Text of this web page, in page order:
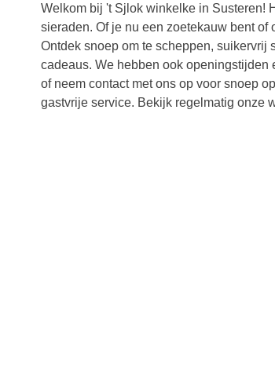
Welkom bij 't Sjlok winkelke in Susteren!
sieraden. Of je nu een zoetekauw bent
Ontdek snoep om te scheppen, suikervrij
cadeaus. We hebben ook openingstijden
of neem contact met ons op voor snoep
gastvrije service. Bekijk regelmatig onze